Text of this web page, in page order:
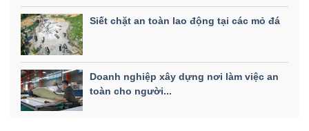
Siết chặt an toàn lao động tại các mỏ đá
Doanh nghiệp xây dựng nơi làm việc an
toàn cho người...